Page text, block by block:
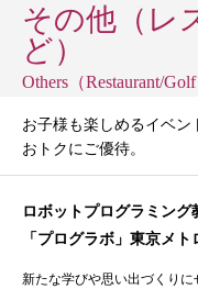
その他（レ
ど）
Others（Restaurant/Golf
お子様も楽しめるイベン
おトクにご優待。
ロボットプログラミング
「プログラボ」東京メト
新たな学びや思い出づくりに